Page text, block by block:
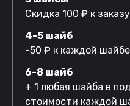
Скидка 100 ₽ к заказу
4-5 шайб
-50 ₽ к каждой
6-8 шайб
+ 1 любая шайба в
стоимости каждой